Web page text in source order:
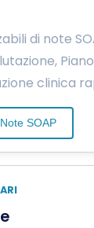
di note
clinica
SOAP